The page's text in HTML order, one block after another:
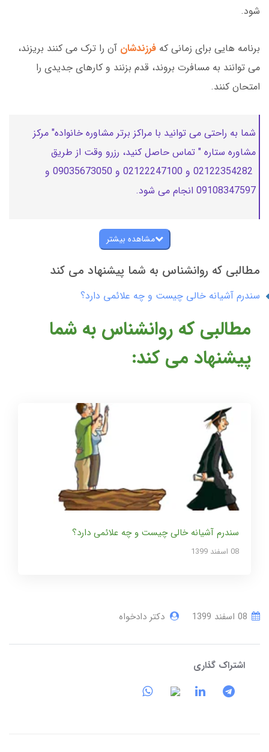
شود.
برنامه هایی برای زمانی که فرزندشان آن را ترک می کنند بریزند،
می توانند به مسافرت بروند، قدم بزنند و کارهای جدیدی را
امتحان کنند.
شما به راحتی می توانید با مراکز برتر مشاوره خانواده" مرکز
مشاوره ستاره " تماس حاصل کنید، رزرو وقت از طریق
02122354282 و 02122247100 و 09035673050 و
09108347597 انجام می شود.
مشاهده بیشتر
مطالبی که روانشناس به شما پیشنهاد می کند
سندرم آشیانه خالی چیست و چه علائمی دارد؟
مطالبی که روانشناس به شما
پیشنهاد می کند:
سندرم آشیانه خالی چیست و چه علائمی دارد؟
08 اسفند 1399
دکتر دادخواه
اشتراک گذاری